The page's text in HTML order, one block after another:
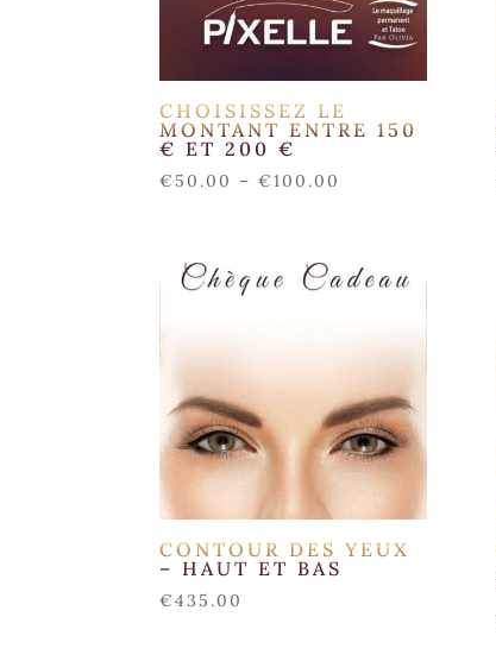
CHOISISSEZ LE
MONTANT ENTRE 150
€ ET 200 €
€50.00 –€100.00
CONTOUR DES YEUX
– HAUT ET BAS
€435.00